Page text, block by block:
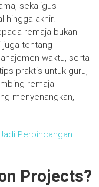
sekaligus
hingga akhir.
remaja bukan
juga tentang
waktu, serta
praktis untuk guru,
remaja
menyenangkan,
Perbincangan:
Projects?